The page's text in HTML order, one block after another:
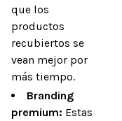
que los
productos
recubiertos se
vean mejor por
más tiempo.
Branding
premium: Estas